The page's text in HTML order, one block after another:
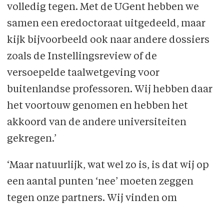
volledig tegen. Met de UGent hebben we
samen een eredoctoraat uitgedeeld, maar
kijk bijvoorbeeld ook naar andere dossiers
zoals de Instellingsreview of de
versoepelde taalwetgeving voor
buitenlandse professoren. Wij hebben daar
het voortouw genomen en hebben het
akkoord van de andere universiteiten
gekregen.’
‘Maar natuurlijk, wat wel zo is, is dat wij op
een aantal punten ‘nee’ moeten zeggen
tegen onze partners. Wij vinden om